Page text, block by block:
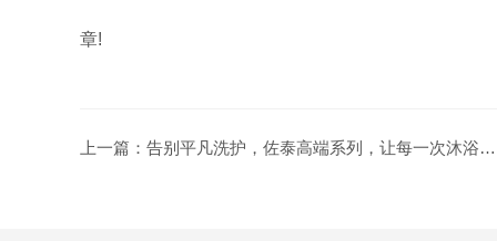
章!
上一篇： 告别平凡洗护，佐泰高端系列，让每一次沐浴都成享受！